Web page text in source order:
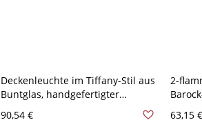
Deckenleuchte im Tiffany-Stil aus
Buntglas, handgefertigter
geometrischer Kunstschirm für
Schlafzimmer und
90,54 €
2-
63,15 €